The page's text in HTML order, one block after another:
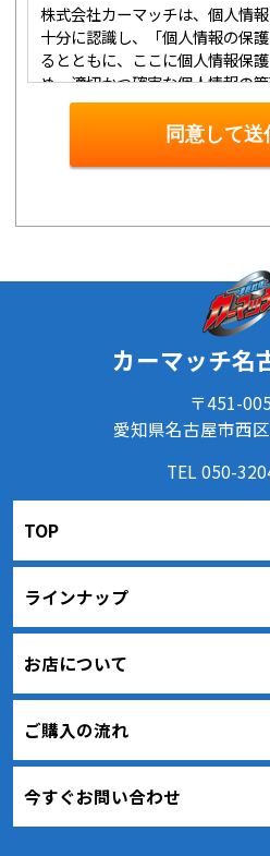
株式会社カーマッチは、個人情
十分に認識し、「個人情報の保
るとともに、ここに個人情報保
め、適切かつ確実な個人情報の
１．個人情報の取得･利用･提供
個人情報を取得する際は、そ
確に特定し、その目的達成に必
公正な手段を用い、同意を得て
個人情報を第三者に提供また
は、本人が同意を与えた利用目
２．安全対策の実施について
個人情報の正確性およびその利
め、情報セキュリティ対策を始
し、個人情報への不正アクセス
たは毀損等の的確な防止とセキ
３．苦情および相談等に対する
権利を尊重し、本人から自己情報
たは利用もしくは提供の停止等
かつ遅滞なく応じます。
４．法令・指針・規範の遵守につ
適正な個人情報保護の実現のた
する法令､国が定める指針および
す。
〒451-0054愛知県名古屋市西区
TEL：050-3204-1992
カーマッチ名古屋西区店 個人情
同意して送
カーマッチ名
〒451-
愛知県名古屋市西
TEL 050-
TOP
ラインナップ
お店について
ご購入の流れ
今すぐお問い合わせ